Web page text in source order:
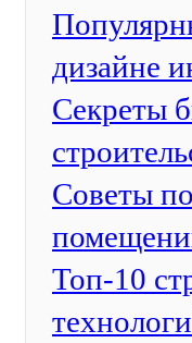
дизайне
Секреты
Советы
Топ-10